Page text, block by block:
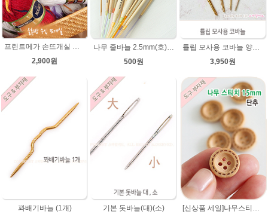
프린트메가 손뜨개실 모자뜨기 뜨개질 목도리털실 뜨개실
2,900원
나무 줄바늘 2.5mm(호)~12mm(호) 대바늘 나무바늘 뜨개용품 뜨개도구
500원
튤립 모사용 코바늘 양코바늘 튤립코바늘
3,950원
꽈배기바늘 (1개)
기본 돗바늘(대)(소)